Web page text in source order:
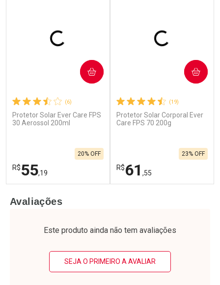
Ativar Desconto Ativar Desconto
(6)
Protetor Solar Ever Care FPS
30 Aerossol 200ml
R$55,19
20% OFF
COMPRAR
Laboratório
Por Menos
(19)
Protetor Solar Corporal Ever
Care FPS 70 200g
R$61 ,55
23% OFF
COMPRAR
Laboratório
Por Menos
Avaliações
Este produto ainda não tem avaliações
SEJA O PRIMEIRO A AVALIAR